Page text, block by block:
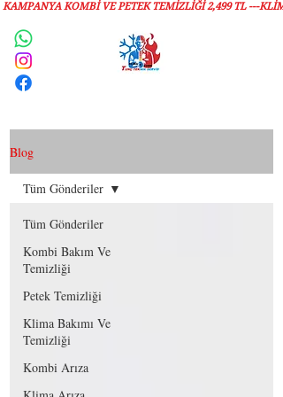
KAMPANYA KOMBİ VE PETEK TEMİZLIĞI 2,499 TL ---
Blog
Tüm Gönderiler
Kombi Bakım Ve
Temizliği
Petek Temizliği
Klima Bakımı Ve
Temizliği
Kombi Arıza
Tüm Gönderiler